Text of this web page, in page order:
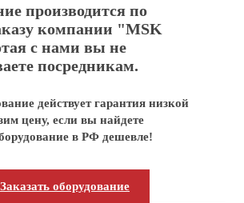
производится по
компании "MSK
с нами вы не
посредникам.
действует гарантия низкой
цену, если вы найдете
в РФ дешевле!
Заказать оборудование